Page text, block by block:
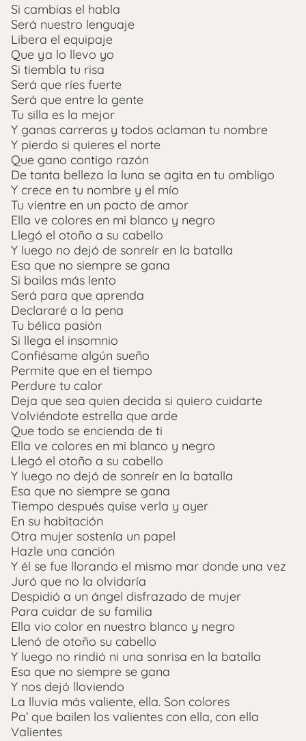
Si cambias el habla
Será nuestro lenguaje
Libera el equipaje
Que ya lo llevo yo
Si tiembla tu risa
Será que ríes fuerte
Será que entre la gente
Tu silla es la mejor
Y ganas carreras y todos aclaman tu nombre
Y pierdo si quieres el norte
Que gano contigo razón
De tanta belleza la luna se agita en tu ombligo
Y crece en tu nombre y el mío
Tu vientre en un pacto de amor
Ella ve colores en mi blanco y negro
Llegó el otoño a su cabello
Y luego no dejó de sonreír en la batalla
Esa que no siempre se gana
Si bailas más lento
Será para que aprenda
Declararé a la pena
Tu bélica pasión
Si llega el insomnio
Confiésame algún sueño
Permite que en el tiempo
Perdure tu calor
Deja que sea quien decida si quiero cuidarte
Volviéndote estrella que arde
Que todo se encienda de ti
Ella ve colores en mi blanco y negro
Llegó el otoño a su cabello
Y luego no dejó de sonreír en la batalla
Esa que no siempre se gana
Tiempo después quise verla y ayer
En su habitación
Otra mujer sostenía un papel
Hazle una canción
Y él se fue llorando el mismo mar donde una vez
Juró que no la olvidaría
Despidió a un ángel disfrazado de mujer
Para cuidar de su familia
Ella vio color en nuestro blanco y negro
Llenó de otoño su cabello
Y luego no rindió ni una sonrisa en la batalla
Esa que no siempre se gana
Y nos dejó lloviendo
La lluvia más valiente, ella. Son colores
Pa’ que bailen los valientes con ella, con ella
Valientes